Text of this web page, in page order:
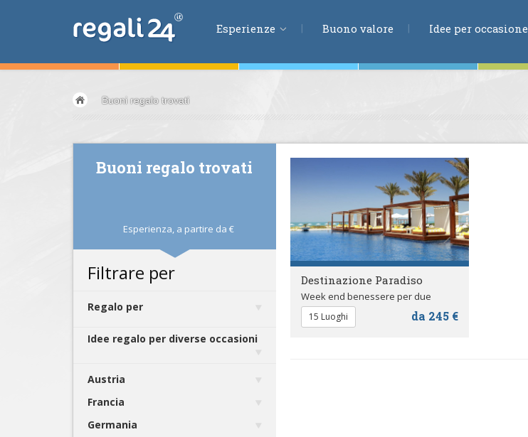
Esperienze
Sport &
vento
fantasia
Family
Pernottamenti
Buono valore Idee per occasione
Buoni regalo trovati
Buoni regalo trovati
Esperienza, a partire da€
Filtrare per
Regalo per
Idee regalo per diverse occasioni
Austria
Francia
Germania
Destinazione Paradiso
Week end benessere per due
da 245 €
15 Luoghi